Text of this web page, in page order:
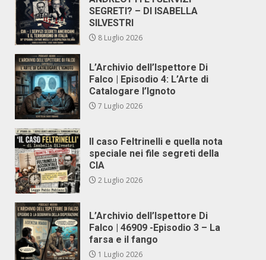
SEGRETI? – DI ISABELLA
SILVESTRI
8 Luglio 2026
L’Archivio dell’Ispettore Di
Falco | Episodio 4: L’Arte di
Catalogare l’Ignoto
7 Luglio 2026
Il caso Feltrinelli e quella nota
speciale nei file segreti della
CIA
2 Luglio 2026
L’Archivio dell’Ispettore Di
Falco | 46909 -Episodio 3 – La
farsa e il fango
1 Luglio 2026